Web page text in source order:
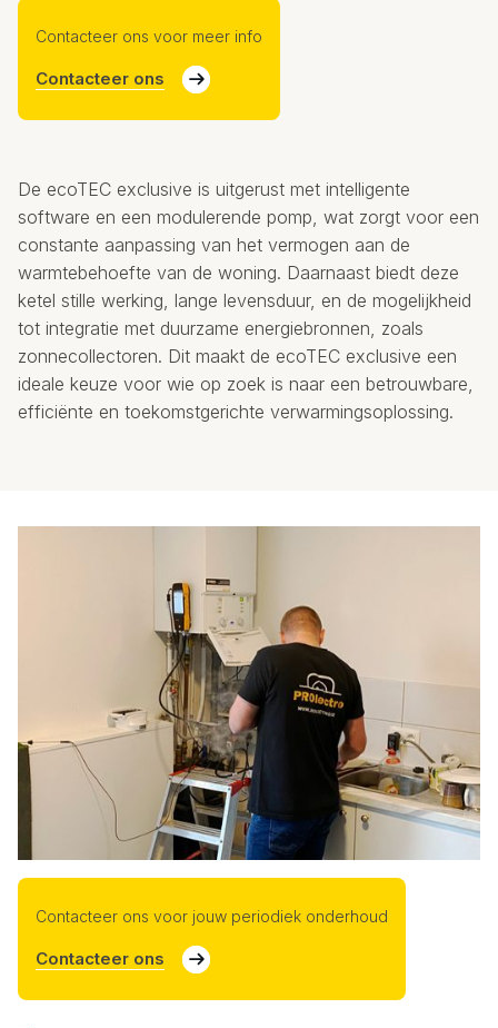
Contacteer ons voor meer info
Contacteer ons
De ecoTEC exclusive is uitgerust met intelligente
software en een modulerende pomp, wat zorgt voor een
constante aanpassing van het vermogen aan de
warmtebehoefte van de woning. Daarnaast biedt deze
ketel stille werking, lange levensduur, en de mogelijkheid
tot integratie met duurzame energiebronnen, zoals
zonnecollectoren. Dit maakt de ecoTEC exclusive een
ideale keuze voor wie op zoek is naar een betrouwbare,
efficiënte en toekomstgerichte verwarmingsoplossing.
Contacteer ons voor jouw periodiek onderhoud
Contacteer ons